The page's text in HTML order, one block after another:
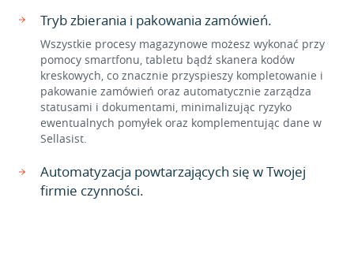
Tryb zbierania i pakowania zamówień.
Wszystkie procesy magazynowe możesz wykonać przy
pomocy smartfonu, tabletu bądź skanera kodów
kreskowych, co znacznie przyspieszy kompletowanie i
pakowanie zamówień oraz automatycznie zarządza
statusami i dokumentami, minimalizując ryzyko
ewentualnych pomyłek oraz komplementując dane w
Sellasist.
Automatyzacja powtarzających się w Twojej
firmie czynności.